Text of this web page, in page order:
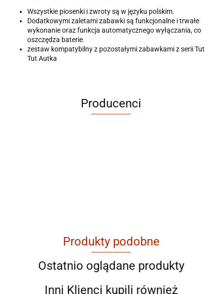
Wszystkie piosenki i zwroty są w języku polskim.
Dodatkowymi zaletami zabawki są funkcjonalne i trwałe
wykonanie oraz funkcja automatycznego wyłączania, co
oszczędza baterie.
zestaw kompatybilny z pozostałymi zabawkami z serii Tut
Tut Autka
Producenci
AGAM
Produkty podobne
Ostatnio oglądane produkty
Inni Klienci kupili również